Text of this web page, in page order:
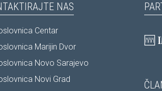
NAS
Centar
Marijin Dvor
Novo Sarajevo
Novi Grad